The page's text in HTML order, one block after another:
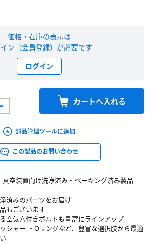
空装置向け洗浄済み・ベーキング済み製品
済みのパーツをお届け
もございます
空気穴付きボルトも豊富にラインアップ
シャー ・Oリングなど、豊富な選択肢から最適
価格・在庫の表示は
ン（会員登録）が必要です
ログイン
カートへ入れる
部品管理ツールに追加
この製品のお問い合わせ
込み頂いてから本登録となるまで、数日間かかる場合
判断によりお断りする場合があります。
会員の方はこちら
た方は、お問い合わせページよりお問い合わせくださ